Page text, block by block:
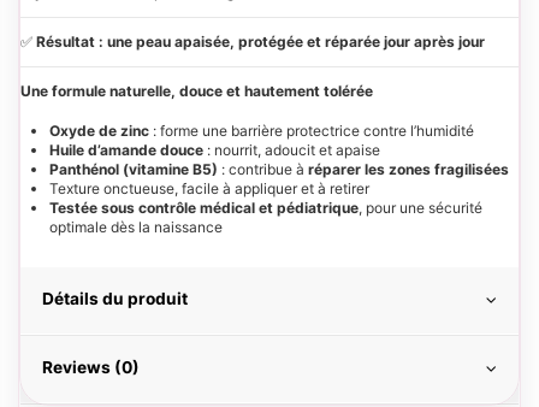
✅ Résultat : une peau apaisée, protégée et réparée jour après jour
Une formule naturelle, douce et hautement tolérée
Oxyde de zinc : forme une barrière protectrice contre l’humidité
Huile d’amande douce : nourrit, adoucit et apaise
Panthénol (vitamine B5) : contribue à réparer les zones fragilisées
Texture onctueuse, facile à appliquer et à retirer
Testée sous contrôle médical et pédiatrique, pour une sécurité
optimale dès la naissance
Détails du produit
Reviews (0)